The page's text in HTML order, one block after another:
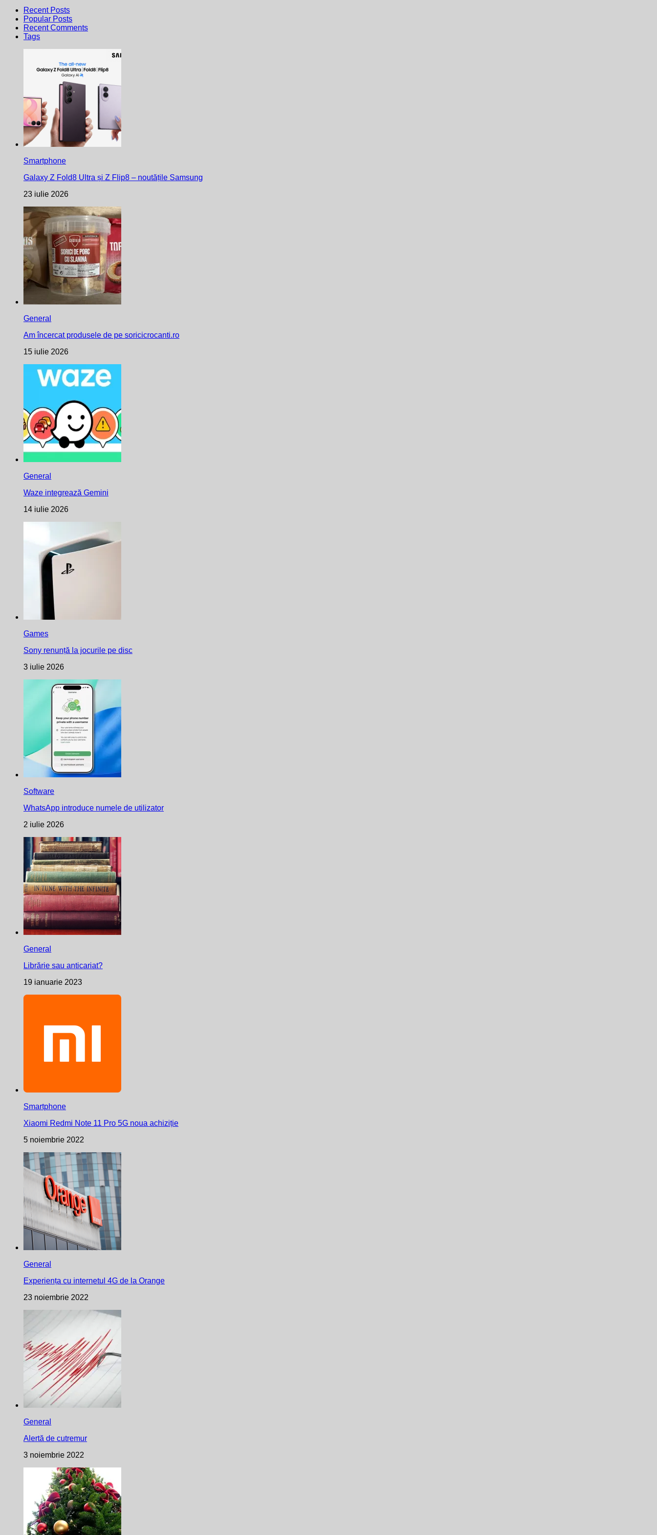
Recent Posts
Popular Posts
Recent Comments
Tags
Smartphone
Galaxy Z Fold8 Ultra și Z Flip8 – noutățile Samsung
23 iulie 2026
General
Am încercat produsele de pe soricicrocanti.ro
15 iulie 2026
General
Waze integrează Gemini
14 iulie 2026
Games
Sony renunță la jocurile pe disc
3 iulie 2026
Software
WhatsApp introduce numele de utilizator
2 iulie 2026
General
Librărie sau anticariat?
19 ianuarie 2023
Smartphone
Xiaomi Redmi Note 11 Pro 5G noua achiziție
5 noiembrie 2022
General
Experiența cu internetul 4G de la Orange
23 noiembrie 2022
General
Alertă de cutremur
3 noiembrie 2022